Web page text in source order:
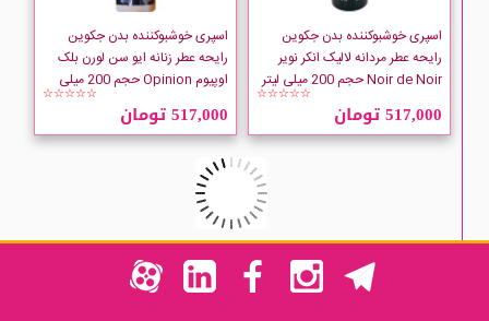
اسپری خوشبوکننده بدن جکوین
رایحه عطر مردانه لالیک انکر نویر
Noir de Noir حجم 200 میلی لیتر
☆☆☆☆☆
517,000 تومان
اسپری خوشبوکننده بدن جکوین
رایحه عطر زنانه ایو سن لورن بلک
اوپیوم Opinion حجم 200 میلی
☆☆☆☆☆
517,000 تومان